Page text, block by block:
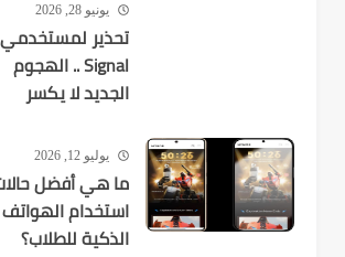
يونيو 28, 2026
تحذير لمستخدمي
Signal .. الهجوم
الجديد لا يكسر
يستهدفك
يوليو 12, 2026
ما هي أفضل
استخدام الهواتف
الذكية للطلاب؟